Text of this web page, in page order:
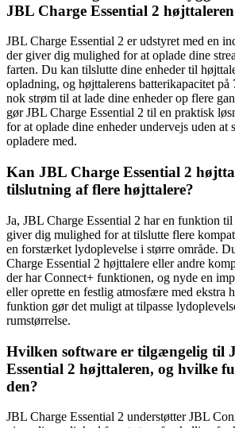
JBL Charge Essential 2
JBL Charge Essential 2 er udstyret med en
der giver dig mulighed for at oplade dine
farten. Du kan tilslutte dine enheder til
opladning, og højttalerens batterikapacitet
nok strøm til at lade dine enheder op flere
gør JBL Charge Essential 2 til en praktisk
for at oplade dine enheder undervejs uden at
opladere med.
Kan JBL Charge Essential 2
tilslutning af flere højttalere?
Ja, JBL Charge Essential 2 har en funktion
giver dig mulighed for at tilslutte flere
en forstærket lydoplevelse i større område.
Charge Essential 2 højttalere eller andre
der har Connect+ funktionen, og nyde en
eller oprette en festlig atmosfære med ekstra
funktion gør det muligt at tilpasse
rumstørrelse.
Hvilken software er tilgængelig til
Essential 2 højttaleren, og hvilke
den?
JBL Charge Essential 2 understøtter JBL